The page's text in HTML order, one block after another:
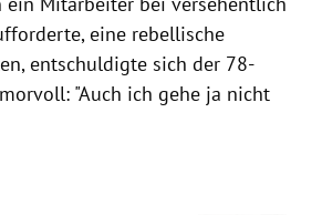
eine rebellische
entschuldigte sich der 78-
"Auch ich gehe ja nicht